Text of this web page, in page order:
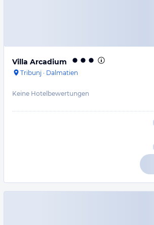
Villa Arcadium
Tribunj · Dalmatien
Keine Hotelbewertungen